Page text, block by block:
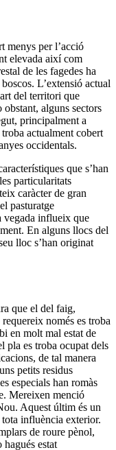
menys per l’acció
elevada així com
de les fagedes ha
L’extensió actual
del territori que
alguns sectors
principalment a
actualment cobert
occidentals.
que s’han
particularitats
caràcter de gran
pasturatge
vegada influeix que
En alguns llocs del
lloc s’han originat
que el del faig,
només es troba
en molt mal estat de
pla es troba ocupat dels
de tal manera
petits residus
especials han romàs
Mereixen menció
Aquest últim és un
influència exterior.
de roure pènol,
estat